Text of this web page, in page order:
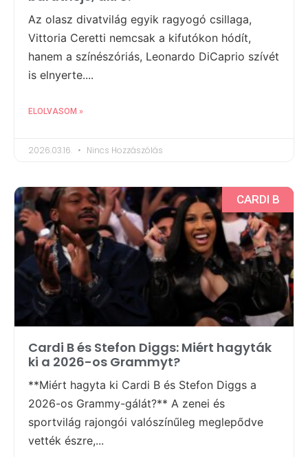
Az olasz divatvilág egyik ragyogó csillaga,
Vittoria Ceretti nemcsak a kifutókon hódít,
hanem a színészóriás, Leonardo DiCaprio szívét
is elnyerte....
ELOLVASOM »
2026.03.16. Nincs Hozzászólás
CARDI B
Cardi B és Stefon Diggs: Miért hagyták
ki a 2026-os Grammyt?
**Miért hagyta ki Cardi B és Stefon Diggs a
2026-os Grammy-gálát?** A zenei és
sportvilág rajongói valószínűleg meglepődve
vették észre,...